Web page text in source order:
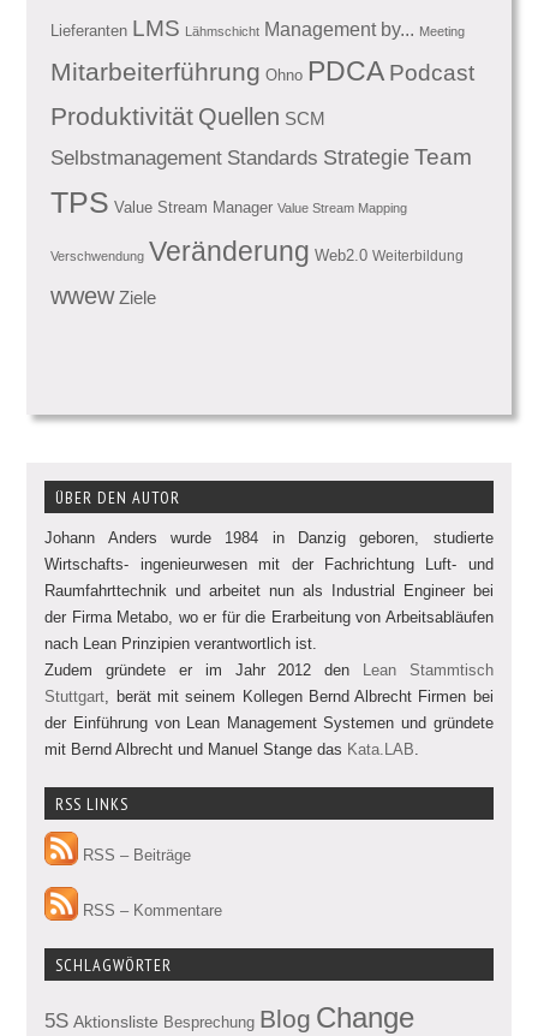
Lieferanten LMS Lähmschicht Management by... Meeting
Mitarbeiterführung Ohno PDCA Podcast
Produktivität Quellen SCM
Selbstmanagement Standards Strategie Team
TPS Value Stream Manager Value Stream Mapping
Verschwendung Veränderung Web2.0 Weiterbildung
wwew Ziele
ÜBER DEN AUTOR
Johann Anders wurde 1984 in Danzig geboren, studierte
Wirtschafts- ingenieurwesen mit der Fachrichtung Luft- und
Raumfahrttechnik und arbeitet nun als Industrial Engineer bei
der Firma Metabo, wo er für die Erarbeitung von Arbeitsabläufen
nach Lean Prinzipien verantwortlich ist.
Zudem gründete er im Jahr 2012 den
Lean Stammtisch
Stuttgart, berät mit seinem Kollegen Bernd Albrecht Firmen bei
der Einführung von Lean Management Systemen und gründete
mit Bernd Albrecht und Manuel Stange das Kata.LAB.
RSS LINKS
RSS – Beiträge
RSS – Kommentare
SCHLAGWÖRTER
5S Aktionsliste Besprechung Blog Change